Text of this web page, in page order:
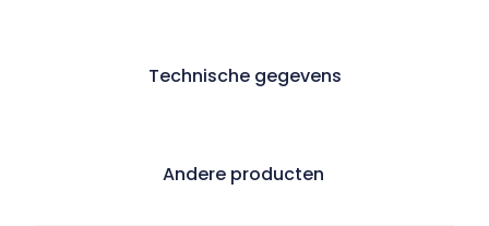
Technische gegevens
Andere producten